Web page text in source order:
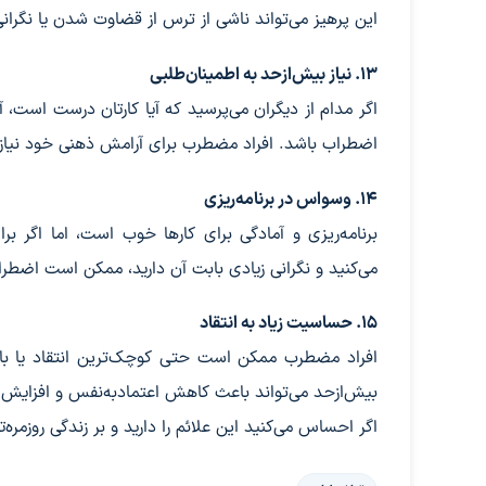
این پرهیز می‌تواند ناشی از ترس از قضاوت شدن یا
۱۳. نیاز بیش‌ازحد به اطمینان‌طلبی
اگر مدام از دیگران می‌پرسید که آیا کارتان درست
اضطراب باشد. افراد مضطرب برای آرامش ذهنی خود نیاز
۱۴. وسواس در برنامه‌ریزی
برنامه‌ریزی و آمادگی برای کارها خوب است، اما اگر
می‌کنید و نگرانی زیادی بابت آن دارید، ممکن است
۱۵. حساسیت زیاد به انتقاد
افراد مضطرب ممکن است حتی کوچک‌ترین انتقاد یا
بیش‌ازحد می‌تواند باعث کاهش اعتمادبه‌نفس و
اگر احساس می‌کنید این علائم را دارید و بر زندگی